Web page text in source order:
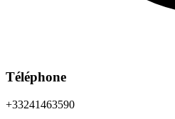
Téléphone
+33241463590